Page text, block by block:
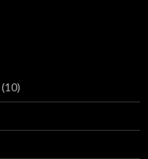
(10)